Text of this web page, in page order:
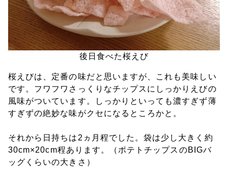
後日食べた桜えび
桜えびは、定番の味だと思いますが、これも美味しい
です。フワフワさっくりなチップスにしっかりえびの
風味がついています。しっかりといっても濃すぎず薄
すぎずの絶妙な味がクセになるところかと。
それから日持ちは2ヵ月程でした。袋は少し大きく約
30cm×20cm程あります。（ポテトチップスのBIGバ
ッグくらいの大きさ）